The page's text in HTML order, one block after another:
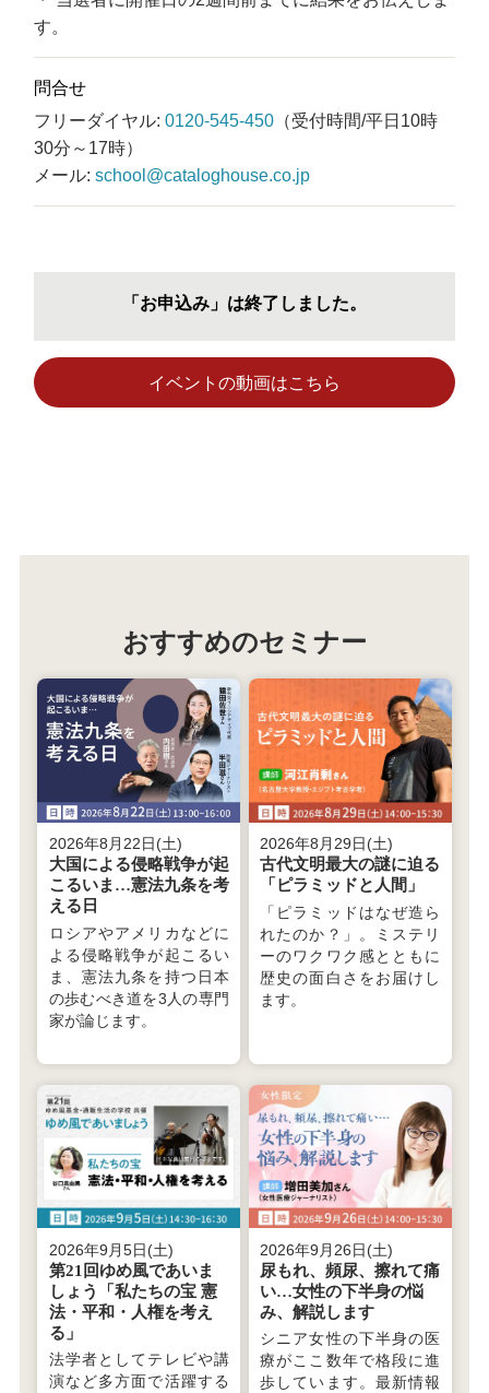
す。
問合せ
フリーダイヤル:0120-545-450 （受付時間/平日10時
30分～17時）
メール:school@cataloghouse.co.jp
「お申込み」は終了しました。
イベントの動画はこちら
おすすめのセミナー
2026年8月22日(土)
大国による侵略戦争が起
こるいま…憲法九条を考
える日
ロシアやアメリカなどに
よる侵略戦争が起こるい
ま、憲法九条を持つ日本
の歩むべき道を3人の専門
家が論じます。
2026年8月29日(土)
古代文明最大の謎に迫る
「ピラミッドと人間」
「ピラミッドはなぜ造ら
れたのか？」。ミステリ
ーのワクワク感とともに
歴史の面白さをお届けし
ます。
2026年9月5日(土)
第21回ゆめ風であいま
しょう「私たちの宝 憲
法・平和・人権を考え
る」
法学者としてテレビや講
演など多方面で活躍する
2026年9月26日(土)
尿もれ、頻尿、擦れて痛
い…女性の下半身の悩
み、解説します
シニア女性の下半身の医
療がここ数年で格段に進
歩しています。最新情報